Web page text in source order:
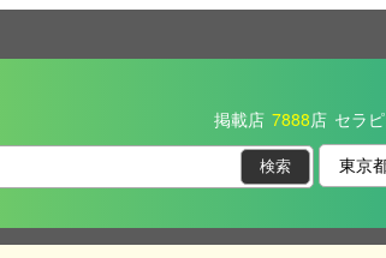
掲載店 7888店 セラ